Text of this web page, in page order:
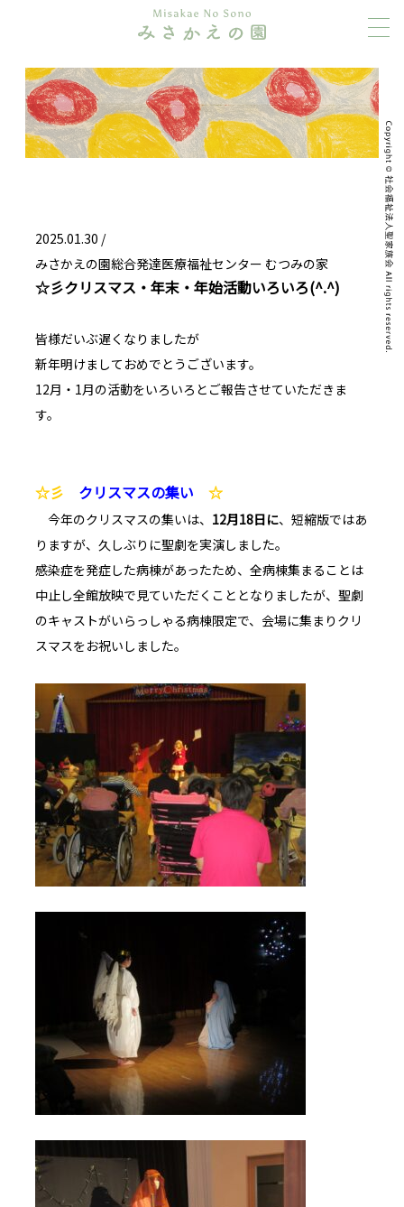
2025.01.30 /
みさかえの園総合発達医療福祉センター むつみの家
☆彡クリスマス・年末・年始活動いろいろ(^.^)
皆様だいぶ遅くなりましたが
新年明けましておめでとうございます。
12月・1月の活動をいろいろとご報告させていただきま
す。
☆彡 クリスマスの集い ☆
今年のクリスマスの集いは、 12月18日に、短縮版ではあ
りますが、久しぶりに聖劇を実演しました。
感染症を発症した病棟があったため、全病棟集まることは
中止し全館放映で見ていただくこととなりましたが、聖劇
のキャストがいらっしゃる病棟限定で、会場に集まりクリ
スマスをお祝いしました。